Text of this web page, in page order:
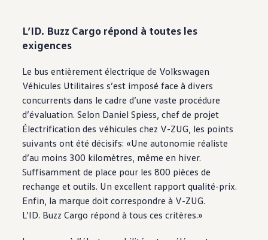
L’ID. Buzz Cargo répond à toutes les
exigences
Le bus entièrement électrique de Volkswagen
Véhicules Utilitaires s’est imposé face à divers
concurrents dans le cadre d’une vaste procédure
d’évaluation. Selon Daniel Spiess, chef de projet
Électrification des véhicules chez V-ZUG, les points
suivants ont été décisifs: «Une autonomie réaliste
d’au moins 300 kilomètres, même en hiver.
Suffisamment de place pour les 800 pièces de
rechange et outils. Un excellent rapport qualité-prix.
Enfin, la marque doit correspondre à V-ZUG.
L’ID. Buzz Cargo répond à tous ces critères.»